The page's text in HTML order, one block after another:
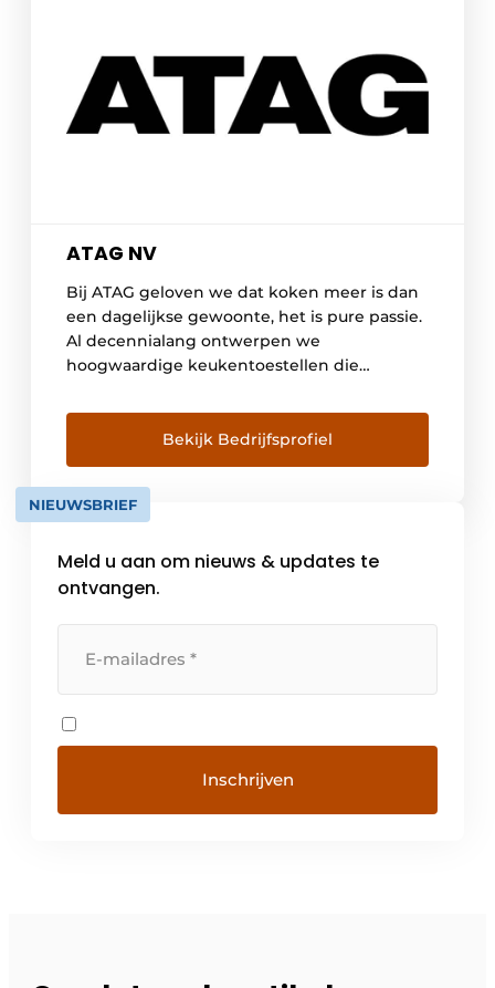
ATAG NV
Bij ATAG geloven we dat koken meer is dan
een dagelijkse gewoonte, het is pure passie.
Al decennialang ontwerpen we
hoogwaardige keukentoestellen die
combineert. Onze toestellen worden met
zorg ontwikkeld voor wie houdt van koken
met karakter: van krachtige
inductiekookplaten tot geavanceerde ovens
en stijlvolle koelkasten. ATAG staat synoniem
Bekijk Bedrijfsprofiel
NIEUWSBRIEF
Meld u aan om nieuws & updates te
ontvangen.